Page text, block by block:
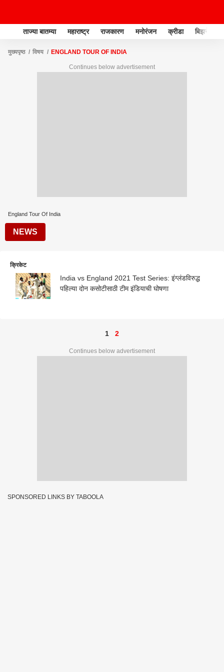
ताज्या बातम्या महाराष्ट्र राजकारण मनोरंजन क्रीडा बिझनेस
मुख्यपृष्ठ विषय ENGLAND TOUR OF INDIA
Continues below advertisement
England Tour Of India
NEWS
क्रिकेट
India vs England 2021 Test Series: इंग्लंडविरुद्ध
पहिल्या दोन कसोटीसाठी टीम इंडियाची घोषणा
1 2
Continues below advertisement
SPONSORED LINKS BY TABOOLA